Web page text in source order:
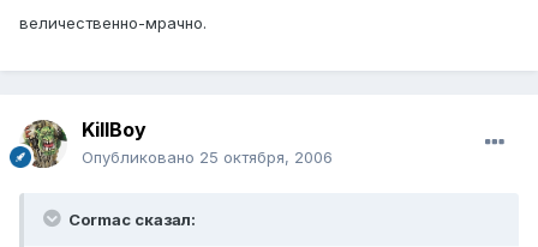
величественно-мрачно.
KillBoy
Опубликовано 25 октября, 2006
Cormac сказал: